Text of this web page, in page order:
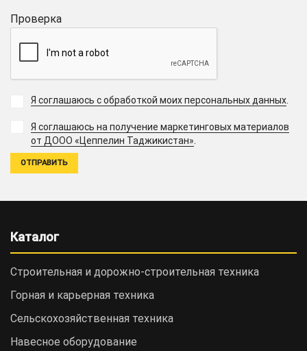
Проверка
Я соглашаюсь с обработкой моих персональных данных.
Я соглашаюсь на получение маркетинговых материалов
от ДООО «Цеппелин Таджикистан».
Каталог
Строительная и дорожно-cтроительная техника
Горная и карьерная техника
Сельскохозяйственная техника
Навесное оборудование